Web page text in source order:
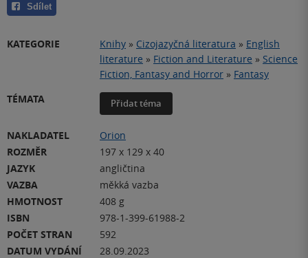
Sdílet
KATEGORIE Knihy » Cizojazyčná literatura » English
literature » Fiction and Literature » Science
Fiction, Fantasy and Horror » Fantasy
TÉMATA
Přidat téma
NAKLADATEL
Orion
ROZMĚR
197 x 129 x 40
JAZYK
angličtina
VAZBA
měkká vazba
HMOTNOST
408 g
ISBN
978-1-399-61988-2
POČET STRAN
592
DATUM VYDÁNÍ
28.09.2023